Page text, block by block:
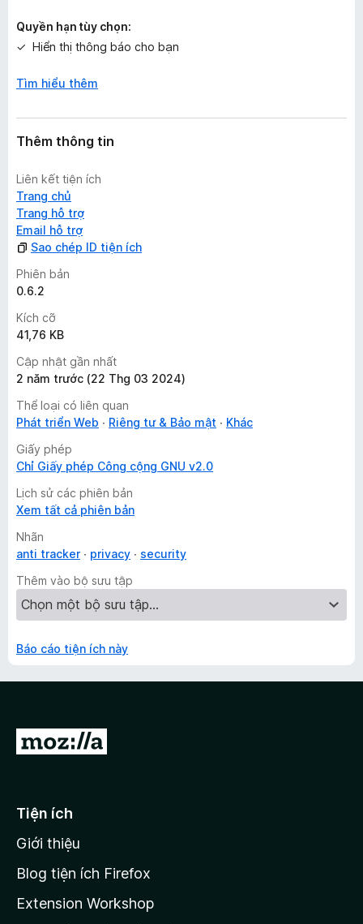
Quyền hạn tùy chọn:
Hiển thị thông báo cho bạn
Tìm hiểu thêm
Thêm thông tin
Liên kết tiện ích
Trang chủ
Trang hỗ trợ
Email hỗ trợ
Sao chép ID tiện ích
Phiên bản
0.6.2
Kích cỡ
41,76 KB
Cập nhật gần nhất
2 năm trước (22 Thg 03 2024)
Thể loại có liên quan
Phát triển Web
Riêng tư & Bảo mật
Khác
Giấy phép
Chỉ Giấy phép Công cộng GNU v2.0
Lịch sử các phiên bản
Xem tất cả phiên bản
Nhãn
anti tracker
privacy
security
Thêm vào bộ sưu tập
Báo cáo tiện ích này
Đ
ế
t
r
n
Tiện ích
Giới thiệu
Blog tiện ích Firefox
Extension Workshop